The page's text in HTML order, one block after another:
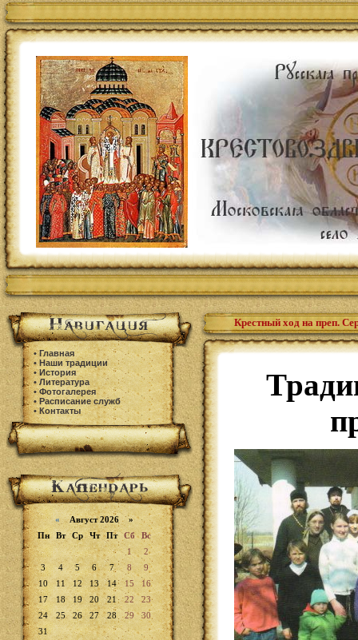
•Главная
•Наши традиции
•История
•Литература
•Фотогалерея
•Расписание служб
•Контакты
«Август 2026 »
Пн
Вт Ср Чт Пт Сб
Вс
1
2
3
4 5 6 7 8
9
10
11 12 13 14 15
16
17
18 19 20 21 22
23
24
25 26 27 28 29
30
31
Крестный ход на преп.